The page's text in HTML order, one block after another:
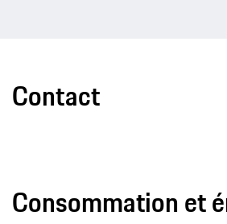
Contact
Consommation et